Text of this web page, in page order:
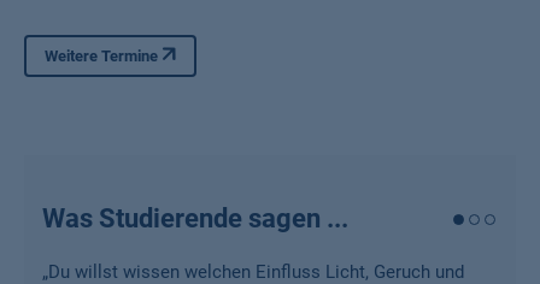
Weniger anzeigen
Weitere Termine
Was Studierende sagen ...
„Du willst wissen welchen Einfluss Licht, Geruch und